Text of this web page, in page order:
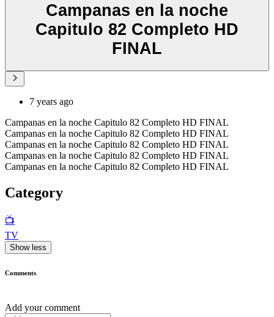
Campanas en la noche
Capitulo 82 Completo HD
FINAL
7 years ago
Campanas en la noche Capitulo 82 Completo HD FINAL
Campanas en la noche Capitulo 82 Completo HD FINAL
Campanas en la noche Capitulo 82 Completo HD FINAL
Campanas en la noche Capitulo 82 Completo HD FINAL
Campanas en la noche Capitulo 82 Completo HD FINAL
Category
📺
TV
Show less
Comments
Add your comment